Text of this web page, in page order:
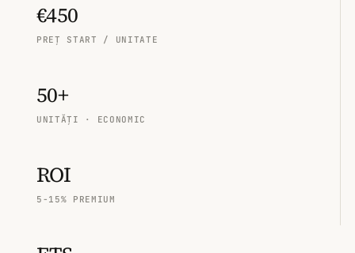
€450
PREȚ START / UNITATE
50+
UNITĂȚI · ECONOMIC
ROI
5-15% PREMIUM